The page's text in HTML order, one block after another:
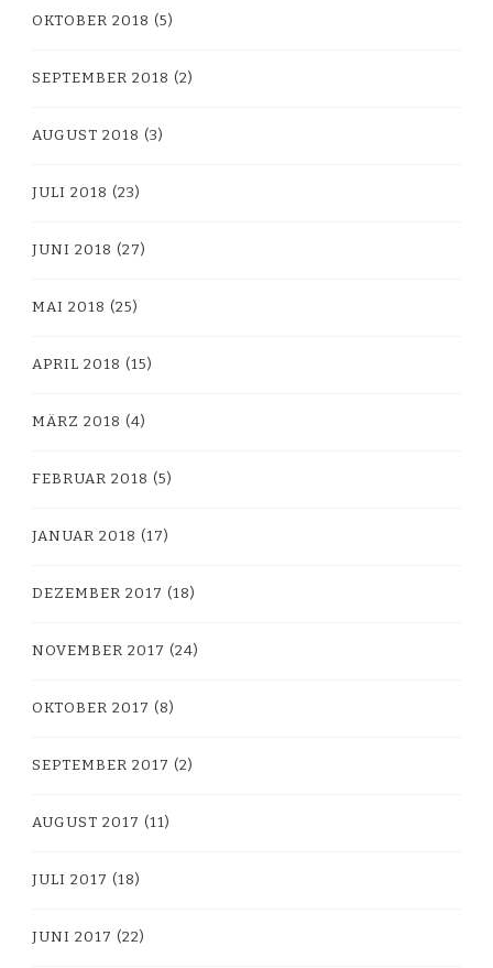
OKTOBER 2018 (5)
SEPTEMBER 2018 (2)
AUGUST 2018 (3)
JULI 2018 (23)
JUNI 2018 (27)
MAI 2018 (25)
APRIL 2018 (15)
MÄRZ 2018 (4)
FEBRUAR 2018 (5)
JANUAR 2018 (17)
DEZEMBER 2017 (18)
NOVEMBER 2017 (24)
OKTOBER 2017 (8)
SEPTEMBER 2017 (2)
AUGUST 2017 (11)
JULI 2017 (18)
JUNI 2017 (22)